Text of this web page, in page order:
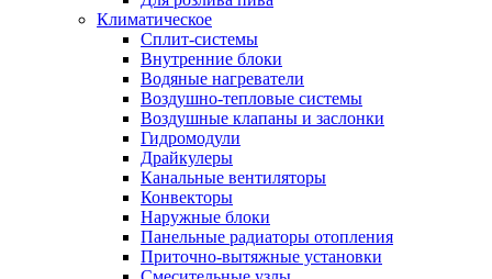
Климатическое
Сплит-системы
Внутренние блоки
Водяные нагреватели
Воздушно-тепловые системы
Воздушные клапаны и заслонки
Гидромодули
Драйкулеры
Канальные вентиляторы
Конвекторы
Наружные блоки
Панельные радиаторы отопления
Приточно-вытяжные установки